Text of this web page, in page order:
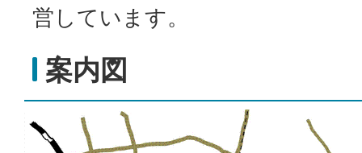
営しています。
案内図